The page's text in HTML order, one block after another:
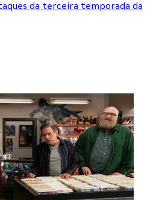
da terceira temporada da